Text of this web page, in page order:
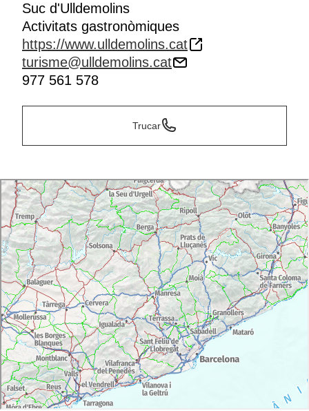
Suc d'Ulldemolins
Activitats gastronòmiques
https://www.ulldemolins.cat
turisme@ulldemolins.cat
977 561 578
Trucar